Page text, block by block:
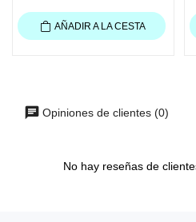
AÑADIR A LA CESTA
Opiniones de clientes (0)
No hay reseñas de